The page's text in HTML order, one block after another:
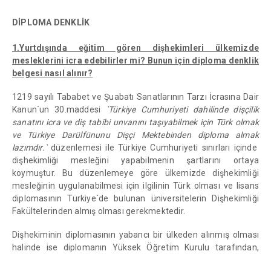
DİPLOMA DENKLİK
1.Yurtdışında eğitim gören dişhekimleri ülkemizde
mesleklerini icra edebilirler mi? Bunun için diploma denklik
belgesi nasıl alınır?
1219 sayılı Tababet ve Şuabatı Sanatlarının Tarzı İcrasına Dair
Kanun`un 30.maddesi
`Türkiye Cumhuriyeti dahilinde dişçilik
sanatını icra ve diş tabibi unvanını taşıyabilmek için Türk olmak
ve Türkiye Darülfünunu Dişçi Mektebinden diploma almak
lazımdır.`düzenlemesi ile Türkiye Cumhuriyeti sınırları içinde
dişhekimliği mesleğini yapabilmenin şartlarını ortaya
koymuştur. Bu düzenlemeye göre ülkemizde dişhekimliği
mesleğinin uygulanabilmesi için ilgilinin Türk olması ve lisans
diplomasının Türkiye`de bulunan üniversitelerin Dişhekimliği
Fakültelerinden almış olması gerekmektedir.
Dişhekiminin diplomasının yabancı bir ülkeden alınmış olması
halinde ise diplomanın Yüksek Öğretim Kurulu tarafından,